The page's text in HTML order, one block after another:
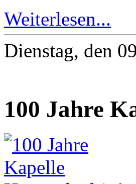
Weiterlesen...
Dienstag, den
100 Jahre